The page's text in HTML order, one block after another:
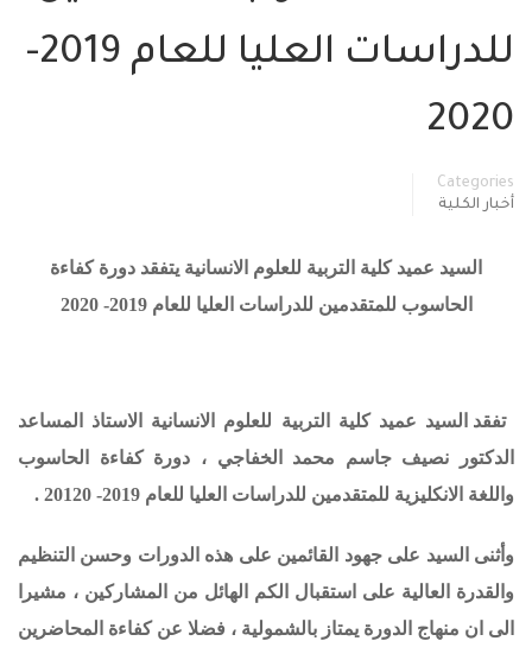
للدراسات العليا للعام 2019-
2020
Categories
أخبار الكلية
السيد عميد كلية التربية للعلوم الانسانية يتفقد دورة كفاءة
الحاسوب للمتقدمين للدراسات العليا للعام 2019- 2020
تفقد السيد عميد كلية التربية للعلوم الانسانية الاستاذ المساعد
الدكتور نصيف جاسم محمد الخفاجي ، دورة كفاءة الحاسوب
واللغة الانكليزية للمتقدمين للدراسات العليا للعام 2019- 20120 .
وأثنى السيد على جهود القائمين على هذه الدورات وحسن التنظيم
والقدرة العالية على استقبال الكم الهائل من المشاركين ، مشيرا
الى ان منهاج الدورة يمتاز بالشمولية ، فضلا عن كفاءة المحاضرين